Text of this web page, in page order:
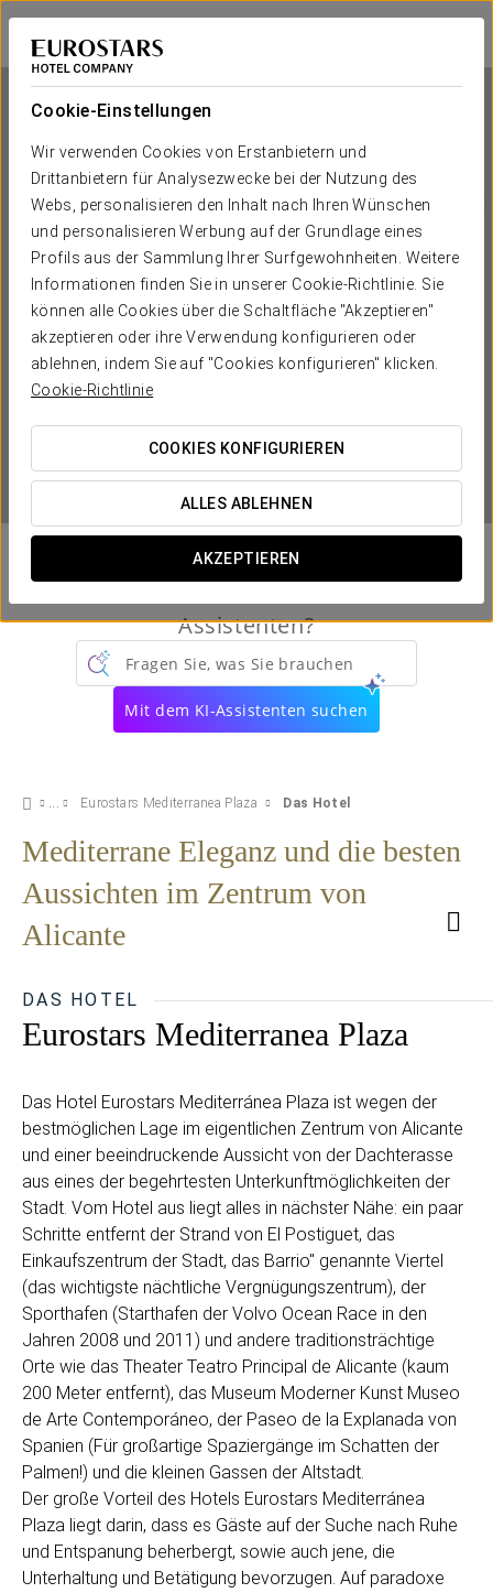
Cookie-Einstellungen
Wir verwenden Cookies von Erstanbietern und
Drittanbietern für Analysezwecke bei der Nutzung des
Webs, personalisieren den Inhalt nach Ihren Wünschen
und personalisieren Werbung auf der Grundlage eines
Profils aus der Sammlung Ihrer Surfgewohnheiten. Weitere
Informationen finden Sie in unserer Cookie-Richtlinie. Sie
können alle Cookies über die Schaltfläche "Akzeptieren"
akzeptieren oder ihre Verwendung konfigurieren oder
ablehnen, indem Sie auf "Cookies konfigurieren" klicken.
Cookie-Richtlinie
COOKIES KONFIGURIEREN
ALLES ABLEHNEN
AKZEPTIEREN
Eurostars Mediterranea Plaza
ALICANTE
Eurostars Mediterranea Plaza
ALICANTE
WANN MÖCHTEN SIE REISEN?
 
Assistenten?
Fragen Sie, was Sie brauchen
Mit dem KI-Assistenten suchen
Eurostars Mediterranea Plaza Das Hotel
Mediterrane Eleganz und die besten
Aussichten im Zentrum von
Alicante
DAS HOTEL
Eurostars Mediterranea Plaza
Das Hotel Eurostars Mediterránea Plaza ist wegen der
bestmöglichen Lage im eigentlichen Zentrum von Alicante
und einer beeindruckende Aussicht von der Dachterasse
aus eines der begehrtesten Unterkunftmöglichkeiten der
Stadt. Vom Hotel aus liegt alles in nächster Nähe: ein paar
Schritte entfernt der Strand von El Postiguet, das
Einkaufszentrum der Stadt, das Barrio" genannte Viertel
(das wichtigste nächtliche Vergnügungszentrum), der
Sporthafen (Starthafen der Volvo Ocean Race in den
Jahren 2008 und 2011) und andere traditionsträchtige
Orte wie das Theater Teatro Principal de Alicante (kaum
200 Meter entfernt), das Museum Moderner Kunst Museo
de Arte Contemporáneo, der Paseo de la Explanada von
Spanien (Für großartige Spaziergänge im Schatten der
Palmen!) und die kleinen Gassen der Altstadt.
Der große Vorteil des Hotels Eurostars Mediterránea
Plaza liegt darin, dass es Gäste auf der Suche nach Ruhe
und Entspanung beherbergt, sowie auch jene, die
Unterhaltung und Betätigung bevorzugen. Auf paradoxe